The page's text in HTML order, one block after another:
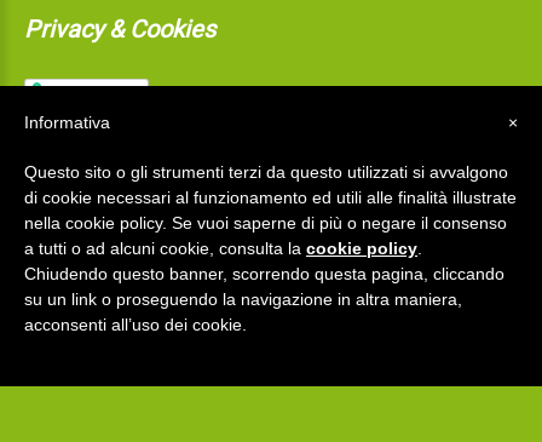
Privacy & Cookies
La Mediterranea S.r.l. © 2026
×
Informativa
Questo sito o gli strumenti terzi da questo utilizzati si avvalgono
di cookie necessari al funzionamento ed utili alle finalità illustrate
nella cookie policy. Se vuoi saperne di più o negare il consenso
a tutti o ad alcuni cookie, consulta la cookie policy
Chiudendo questo banner, scorrendo questa pagina, cliccando
su un link o proseguendo la navigazione in altra maniera,
acconsenti all’uso dei cookie.